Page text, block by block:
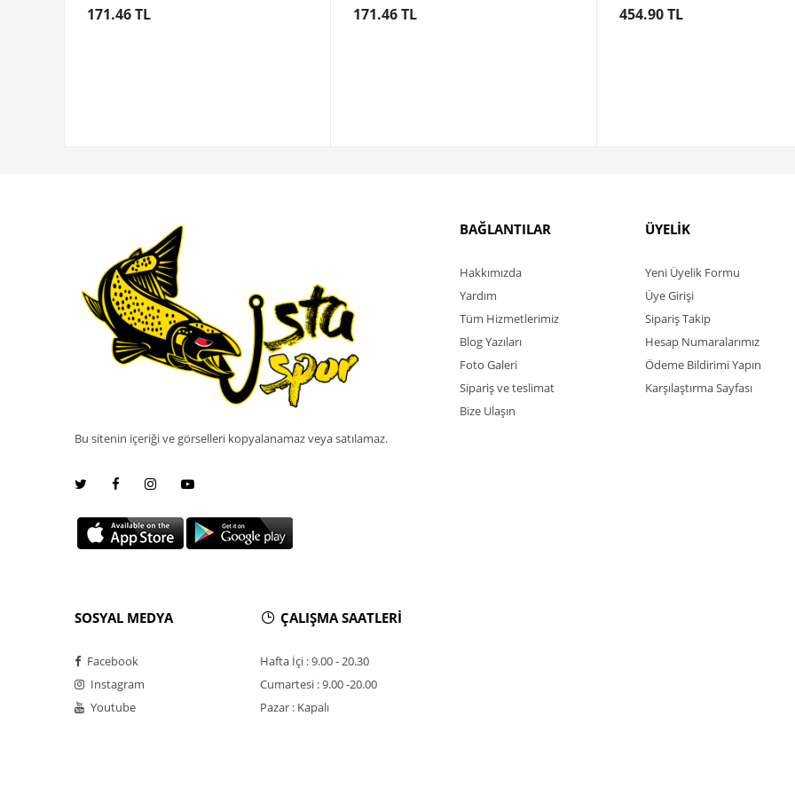
171.46 TL 171.46 TL 454.90 TL
Bu sitenin içeriği ve görselleri kopyalanamaz veya satılamaz.
BAĞLANTILAR
Hakkımızda
Yardım
Tüm Hizmetlerimiz
Blog Yazıları
Foto Galeri
Sipariş ve teslimat
Bize Ulaşın
ÜYELİK
Yeni Üyelik Formu
Üye Girişi
Sipariş Takip
Hesap Numaralarımız
Ödeme Bildirimi Yapın
Karşılaştırma Sayfası
SOSYAL MEDYA
Facebook
Instagram
Youtube
ÇALIŞMA SAATLERİ
Hafta İçi : 9.00 - 20.30
Cumartesi : 9.00 -20.00
Pazar : Kapalı